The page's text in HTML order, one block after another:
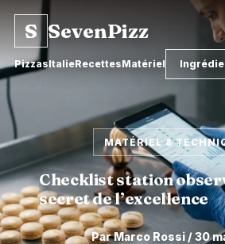
S SevenPizz
PizzasItalieRecettesMatériel
MATÉRIEL &
Checklist station
secret de l’excellence
Par Marco Rossi / 30